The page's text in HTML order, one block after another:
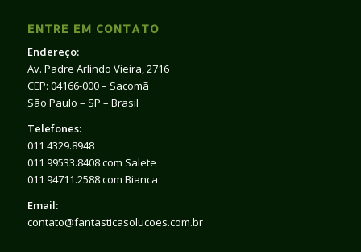
ENTRE EM CONTATO
Endereço:
Av. Padre Arlindo Vieira, 2716
CEP: 04166-000 – Sacomã
São Paulo – SP – Brasil
Telefones:
011 4329.8948
011 99533.8408 com Salete
011 94711.2588 com Bianca
Email:
contato@fantasticasolucoes.com.br